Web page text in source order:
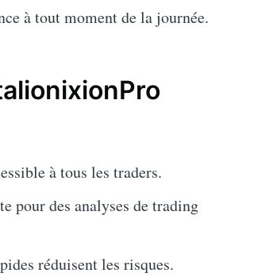
à tout moment de la journée.
à tous les traders.
pour des analyses de trading
réduisent les risques.